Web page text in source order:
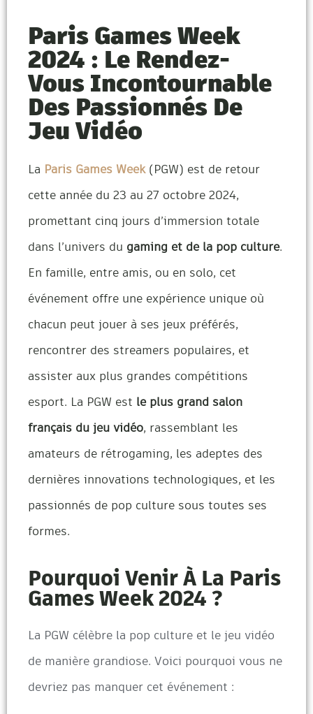
Paris Games Week
2024 : Le Rendez-
Vous Incontournable
Des Passionnés De
Jeu Vidéo
La Paris Games Week(PGW) est de retour
cette année du 23 au 27 octobre 2024,
promettant cinq jours d’immersion totale
dans l’univers du gaming et de la pop culture.
En famille, entre amis, ou en solo, cet
événement offre une expérience unique où
chacun peut jouer à ses jeux préférés,
rencontrer des streamers populaires, et
assister aux plus grandes compétitions
esport. La PGW est le plus grand salon
français du jeu vidéo, rassemblant les
amateurs de rétrogaming, les adeptes des
dernières innovations technologiques, et les
passionnés de pop culture sous toutes ses
formes.
Pourquoi Venir À La Paris
Games Week 2024 ?
La PGW célèbre la pop culture et le jeu vidéo
de manière grandiose. Voici pourquoi vous ne
devriez pas manquer cet événement :